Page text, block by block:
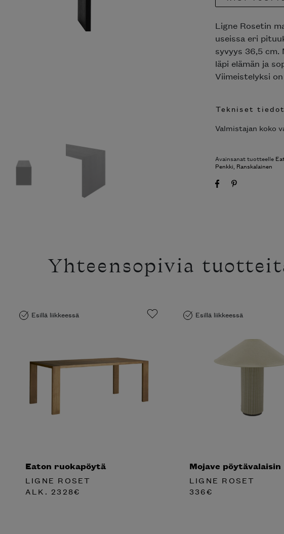
Ligne Rosetin
useissa eri
syvyys 36,5 cm.
läpi elämän ja
Viimeistelyksi
Tekniset
Valmistajan koko
Avainsanat tuotteelle
Penkki, Ranskalainen
Yhteensopivia
Esillä liikkeessä
Eaton ruokapöytä
LIGNE ROSET
ALK. 2328€
Esillä liikkeessä
Mojave pöytävalaisin
LIGNE ROSET
336€